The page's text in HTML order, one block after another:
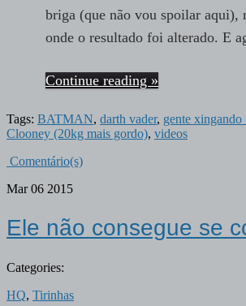
briga (que não vou spoilar aqui),
onde o resultado foi alterado. E
Continue reading »
Tags: BATMAN, darth vader, gente xingando
Clooney (20kg mais gordo), videos
Comentário(s)
Mar 06 2015
Ele não consegue se
Categories:
HQ, Tirinhas